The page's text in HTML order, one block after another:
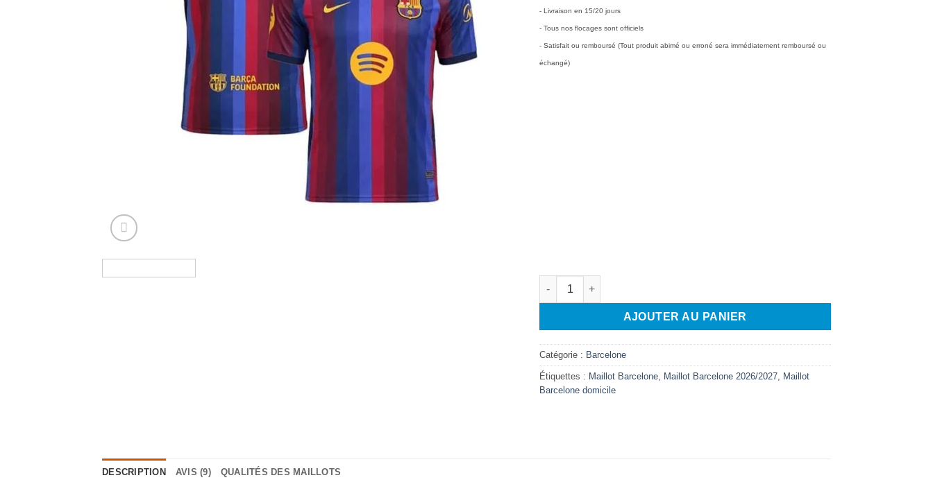
- Livraison en 15/20 jours
- Tous nos flocages sont officiels
- Satisfait ou remboursé (Tout produit abimé ou erroné sera immédiatement remboursé ou
échangé)
quantité de Maillot Barcelone Domicile 2026/2027
AJOUTER AU PANIER
Catégorie : Barcelone
Étiquettes : Maillot Barcelone, Maillot Barcelone 2026/2027, Maillot
Barcelone domicile
DESCRIPTION AVIS (9) QUALITÉS DES MAILLOTS